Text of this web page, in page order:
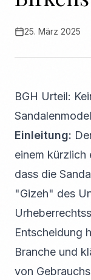
25. März 2025
BGH Urteil:
Einleitung:
einem kürzlich
dass die
"Gizeh" des
Entscheidung
Branche und
von